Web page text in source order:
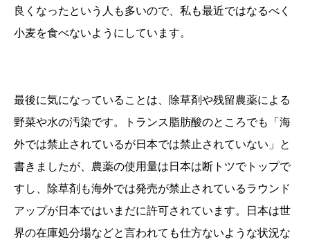
良くなったという人も多いので、私も最近ではなるべく
小麦を食べないようにしています。
最後に気になっていることは、除草剤や残留農薬による
野菜や水の汚染です。トランス脂肪酸のところでも「海
外では禁止されているが日本では禁止されていない」と
書きましたが、農薬の使用量は日本は断トツでトップで
すし、除草剤も海外では発売が禁止されているラウンド
アップが日本ではいまだに許可されています。日本は世
界の在庫処分場などと言われても仕方ないような状況な